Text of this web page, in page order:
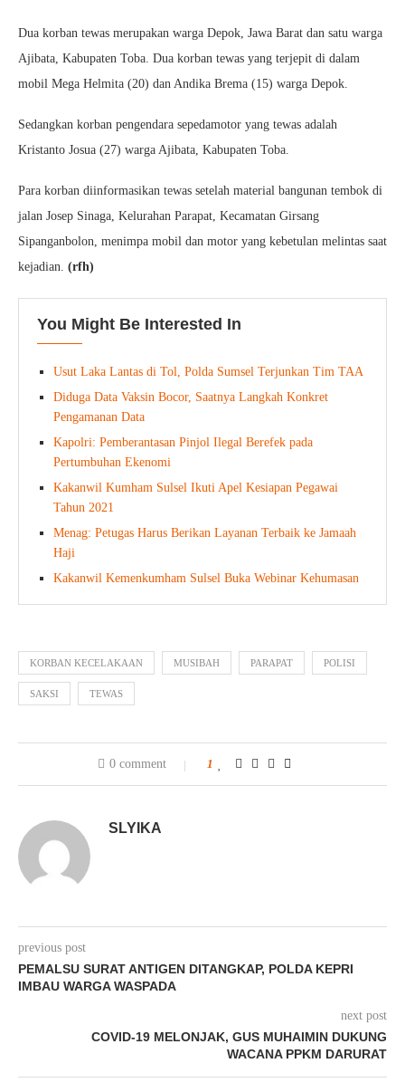
Dua korban tewas merupakan warga Depok, Jawa Barat dan satu warga
Ajibata, Kabupaten Toba. Dua korban tewas yang terjepit di dalam
mobil Mega Helmita (20) dan Andika Brema (15) warga Depok.
Sedangkan korban pengendara sepedamotor yang tewas adalah
Kristanto Josua (27) warga Ajibata, Kabupaten Toba.
Para korban diinformasikan tewas setelah material bangunan tembok di
jalan Josep Sinaga, Kelurahan Parapat, Kecamatan Girsang
Sipanganbolon, menimpa mobil dan motor yang kebetulan melintas saat
kejadian. (rfh)
You Might Be Interested In
Usut Laka Lantas di Tol, Polda Sumsel Terjunkan Tim TAA
Diduga Data Vaksin Bocor, Saatnya Langkah Konkret
Pengamanan Data
Kapolri: Pemberantasan Pinjol Ilegal Berefek pada
Pertumbuhan Ekenomi
Kakanwil Kumham Sulsel Ikuti Apel Kesiapan Pegawai
Tahun 2021
Menag: Petugas Harus Berikan Layanan Terbaik ke Jamaah
Haji
Kakanwil Kemenkumham Sulsel Buka Webinar Kehumasan
KORBAN KECELAKAAN MUSIBAH PARAPAT POLISI
SAKSI TEWAS
0 comment 1
SLYIKA
previous post
PEMALSU SURAT ANTIGEN DITANGKAP, POLDA KEPRI
IMBAU WARGA WASPADA
next post
COVID-19 MELONJAK, GUS MUHAIMIN DUKUNG
WACANA PPKM DARURAT